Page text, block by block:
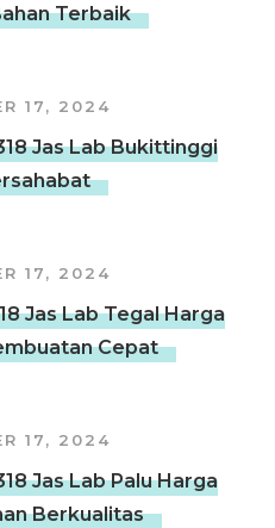
Terbaik
17, 2024
Jas Lab Bukittinggi
17, 2024
Jas Lab Tegal Harga
Cepat
17, 2024
Jas Lab Palu Harga
Berkualitas